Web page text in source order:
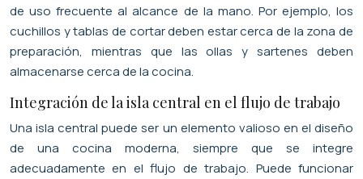
de uso frecuente al alcance de la mano. Por ejemplo, los
cuchillos y tablas de cortar deben estar cerca de la zona de
preparación, mientras que las ollas y sartenes deben
almacenarse cerca de la cocina.
Integración de la isla central en el flujo de trabajo
Una isla central puede ser un elemento valioso en el diseño
de una cocina moderna, siempre que se integre
adecuadamente en el flujo de trabajo. Puede funcionar